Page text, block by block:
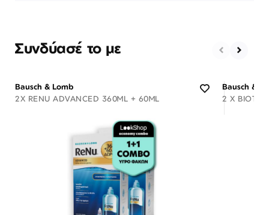
Συνδύασέ το με
Bausch & Lomb
2X RENU ADVANCED 360ML + 60ML
Bausch &
2 X